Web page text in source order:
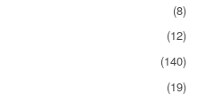
(8)
(12)
(140)
(19)